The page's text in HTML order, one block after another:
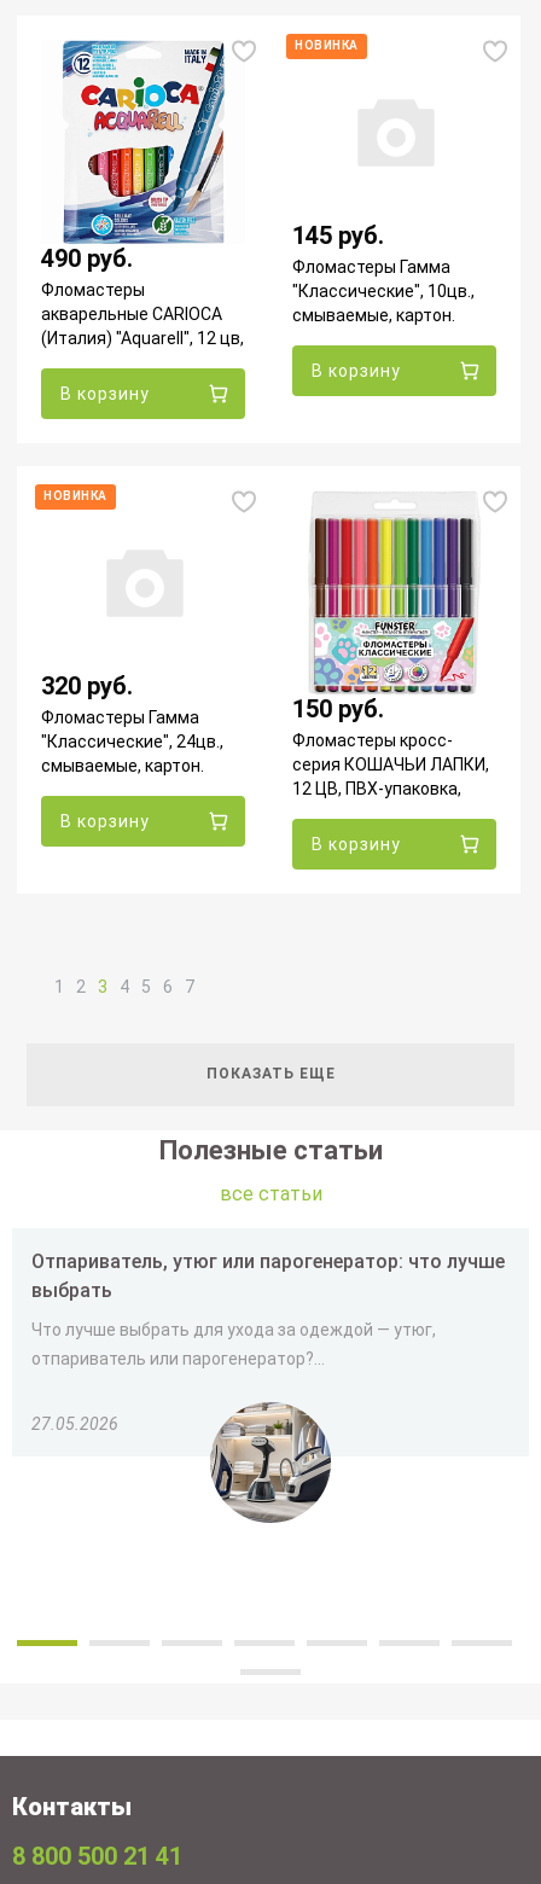
490 руб.
Фломастеры
акварельные CARIOCA
(Италия) "Aquarell", 12 цв,
В корзину
НОВИНКА
145 руб.
Фломастеры Гамма
"Классические", 10цв.,
смываемые, картон.
В корзину
НОВИНКА
320 руб.
Фломастеры Гамма
"Классические", 24цв.,
смываемые, картон.
130822_24
В корзину
150 руб.
Фломастеры кросс-
серия КОШАЧЬИ ЛАПКИ,
12 ЦВ, ПВХ-упаковка,
В корзину
1 2 3 4 5 6 7
ПОКАЗАТЬ ЕЩЕ
Полезные статьи
все статьи
Отпариватель, утюг или парогенератор: что лучше
выбрать
Что лучше выбрать для ухода за одеждой — утюг,
отпариватель или парогенератор?...
27.05.2026
Контакты
8 800 500 21 41